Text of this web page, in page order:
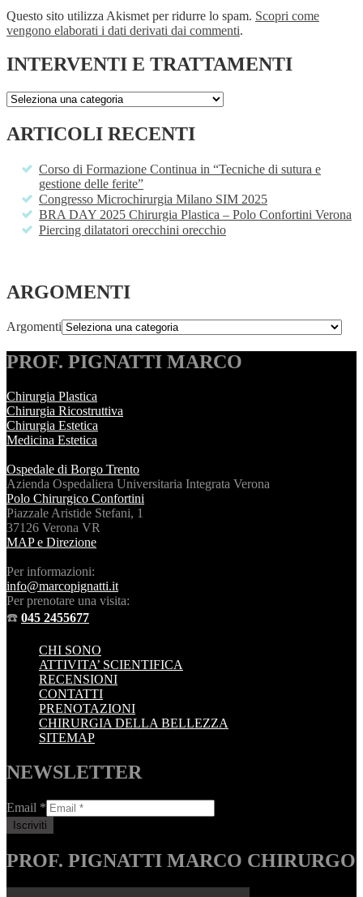
Questo sito utilizza Akismet per ridurre lo spam. Scopri come
vengono elaborati i dati derivati dai commenti.
INTERVENTI E TRATTAMENTI
ARTICOLI RECENTI
Corso di Formazione Continua in “Tecniche di sutura e
gestione delle ferite”
Congresso Microchirurgia Milano SIM 2025
BRA DAY 2025 Chirurgia Plastica – Polo Confortini Verona
Piercing dilatatori orecchini orecchio
ARGOMENTI
Argomenti
PROF. PIGNATTI MARCO
Chirurgia Plastica
Chirurgia Ricostruttiva
Chirurgia Estetica
Medicina Estetica
Ospedale di Borgo Trento
Azienda Ospedaliera Universitaria Integrata Verona
Polo Chirurgico Confortini
Piazzale Aristide Stefani, 1
37126 Verona VR
MAP e Direzione
Per informazioni:
info@marcopignatti.it
Per prenotare una visita:
☎️ 045 2455677
CHI SONO
ATTIVITA’ SCIENTIFICA
RECENSIONI
CONTATTI
PRENOTAZIONI
CHIRURGIA DELLA BELLEZZA
SITEMAP
NEWSLETTER
Email *
PROF. PIGNATTI MARCO CHIRURGO